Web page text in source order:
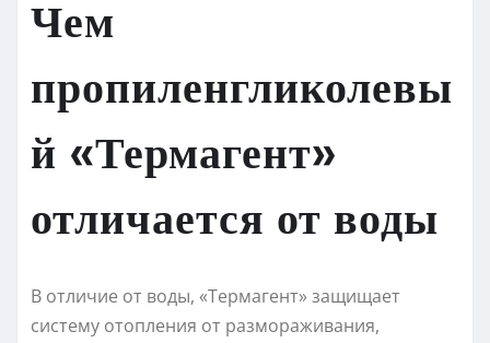
Чем
пропиленгликолевы
й «Термагент»
отличается от воды
В отличие от воды, «Термагент» защищает
систему отопления от размораживания,